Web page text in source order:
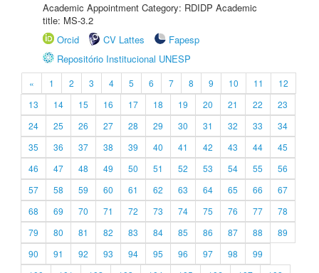
Academic Appointment Category: RDIDP Academic
title: MS-3.2
Orcid
CV Lattes
Fapesp
Repositório Institucional UNESP
« 1 2 3 4 5 6 7 8 9 10 11
12
13
14 15 16 17 18 19 20 21 22
23
24
25 26 27 28 29 30 31 32 33
34
35
36 37 38 39 40 41 42 43 44
45
46
47 48 49 50 51 52 53 54 55
56
57
58 59 60 61 62 63 64 65 66
67
68
69 70 71 72 73 74 75 76 77
78
79
80 81 82 83 84 85 86 87 88
89
90
91 92 93 94 95 96 97 98
99